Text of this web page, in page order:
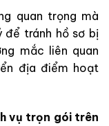
quan trọng mà
để tránh hồ sơ bị
mắc liên quan
địa điểm hoạt
vụ trọn gói trên